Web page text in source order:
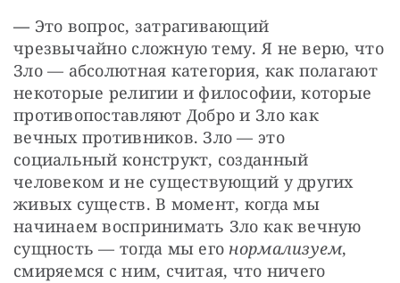
— Это вопрос, затрагивающий
чрезвычайно сложную тему. Я не верю, что
Зло — абсолютная категория, как полагают
некоторые религии и философии, которые
противопоставляют Добро и Зло как
вечных противников. Зло — это
социальный конструкт, созданный
человеком и не существующий у других
живых существ. В момент, когда мы
начинаем воспринимать Зло как вечную
сущность — тогда мы его нормализуем,
смиряемся с ним, считая, что ничего